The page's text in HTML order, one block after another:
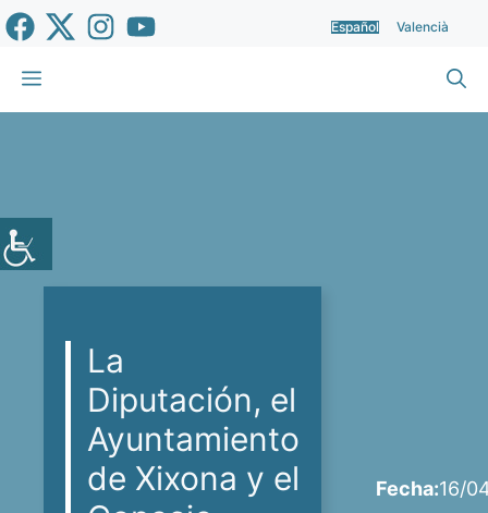
Saltar
al
contenido
Español Valencià
Menú
La
Diputación, el
Ayuntamiento
de Xixona y el
Fecha:16/